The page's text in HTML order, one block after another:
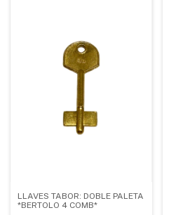
LLAVES TABOR: DOBLE PALETA
*BERTOLO 4 COMB*